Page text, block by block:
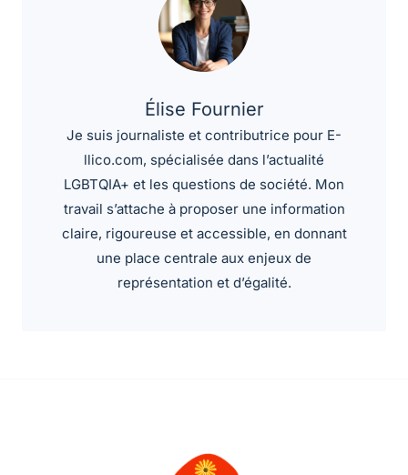
Élise Fournier
Je suis journaliste et contributrice pour E-
llico.com, spécialisée dans l’actualité
LGBTQIA+ et les questions de société. Mon
travail s’attache à proposer une information
claire, rigoureuse et accessible, en donnant
une place centrale aux enjeux de
représentation et d’égalité.